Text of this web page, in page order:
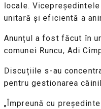
locale.
unitară și eficientă a
Anunțul a fost făcut în
comunei Runcu, Adi
Discuțiile s-au
pentru gestionarea
„Împreună cu